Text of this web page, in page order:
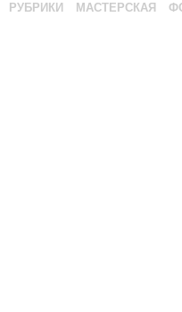
РУБРИКИ МАСТЕРСКАЯ